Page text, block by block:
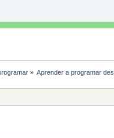
» Aprender a programar